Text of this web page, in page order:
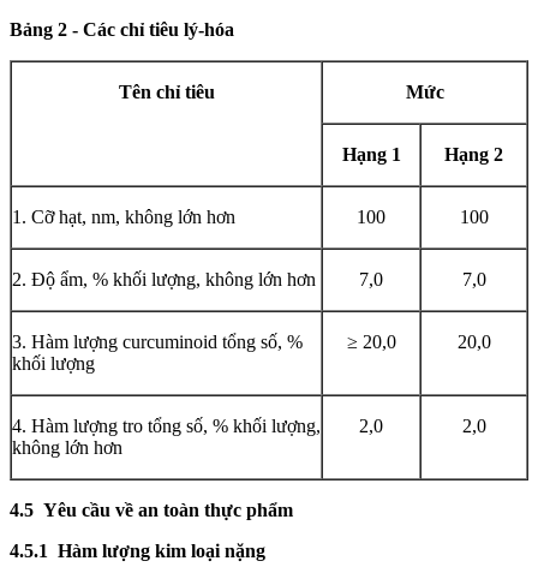
Bảng 2 - Các chỉ tiêu lý-hóa
Tên chỉ tiêu Mức
Hạng 1 Hạng 2
1. Cỡ hạt, nm, không lớn hơn 100 100
2. Độ ẩm, % khối lượng, không lớn hơn 7,0 7,0
3. Hàm lượng curcuminoid tổng số, %
khối lượng
≥ 20,0 20,0
4. Hàm lượng tro tổng số, % khối lượng,
không lớn hơn
2,0 2,0
4.5 Yêu cầu về an toàn thực phẩm
4.5.1 Hàm lượng kim loại nặng